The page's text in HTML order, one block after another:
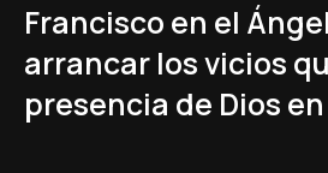
Francisco en el
arrancar los vicios
presencia de Dios